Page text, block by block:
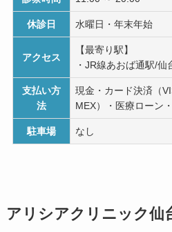
休診日 水曜日・年末年始
アクセス
【最寄り駅】
・JR線あおば通駅/
支払い方
法
現金・カード決済（
MEX）・医療ローン
駐車場 なし
アリシアクリニック仙